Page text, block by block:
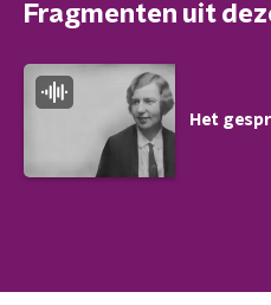
Fragmenten uit
Het